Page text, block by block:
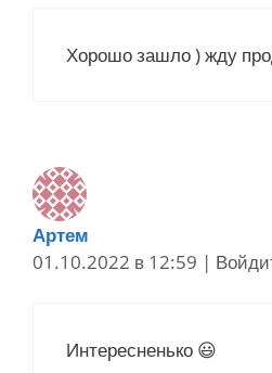
Хорошо зашло ) жду
Артем
01.10.2022 в 12:59 |
Интересненько 😃